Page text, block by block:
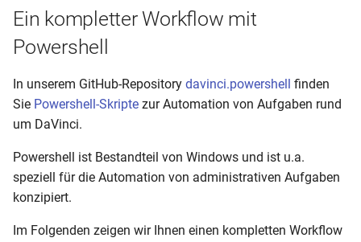
Ein kompletter Workflow mit
Powershell
In unserem GitHub-Repository davinci.powershell finden
Sie Powershell-Skripte zur Automation von Aufgaben rund
um DaVinci.
Powershell ist Bestandteil von Windows und ist u.a.
speziell für die Automation von administrativen Aufgaben
konzipiert.
Im Folgenden zeigen wir Ihnen einen kompletten Workflow